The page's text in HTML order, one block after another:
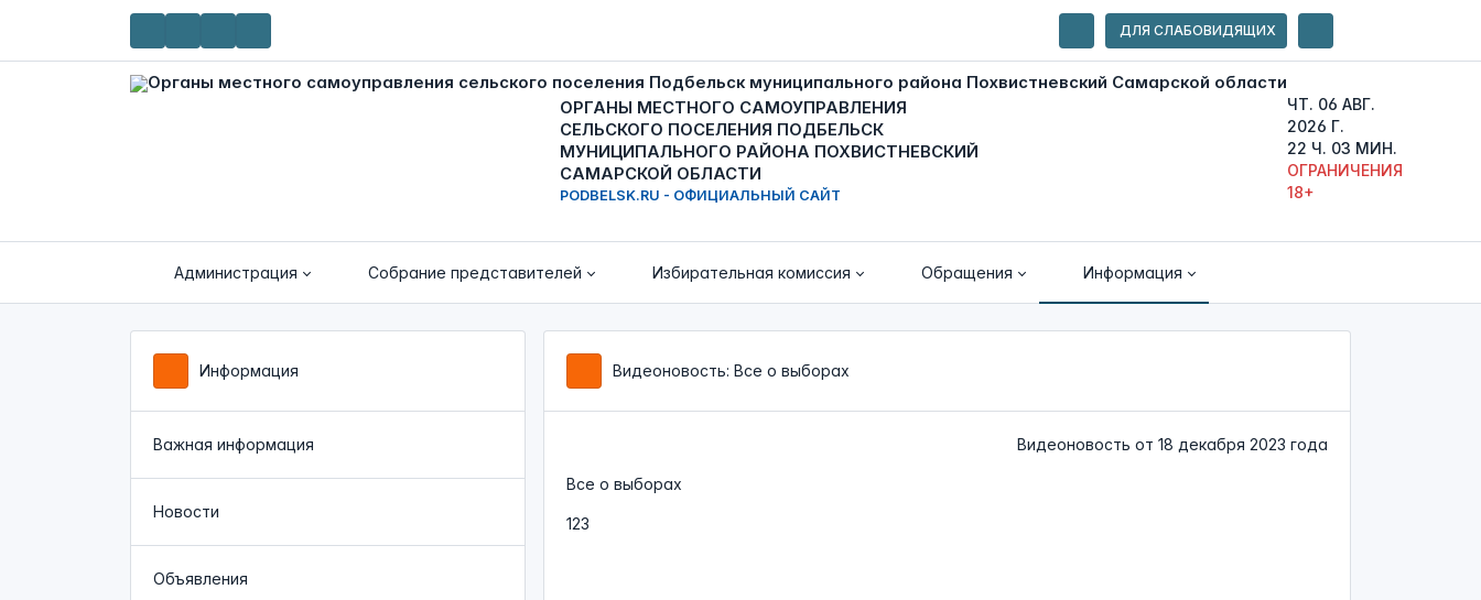
ДЛЯ СЛАБОВИДЯЩИХ
ОРГАНЫ МЕСТНОГО САМОУПРАВЛЕНИЯ
СЕЛЬСКОГО ПОСЕЛЕНИЯ ПОДБЕЛЬСК
МУНИЦИПАЛЬНОГО РАЙОНА ПОХВИСТНЕВСКИЙ
САМАРСКОЙ ОБЛАСТИ
PODBELSK.RU - ОФИЦИАЛЬНЫЙ САЙТ
ЧТ. 06 АВГ.
2026 Г.
22 Ч. 03 МИН.
ОГРАНИЧЕНИЯ
18+
Администрация Собрание представителей Избирательная комиссия Обращения Информация
Информация
Важная информация
Новости
Объявления
Видеоновость: Все о выборах
Видеоновость от 18 декабря 2023 года
Все о выборах
123